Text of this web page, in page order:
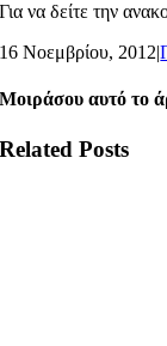
Για να δείτε την
16 Νοεμβρίου, 2012|
Μοιράσου αυτό το
Related Posts